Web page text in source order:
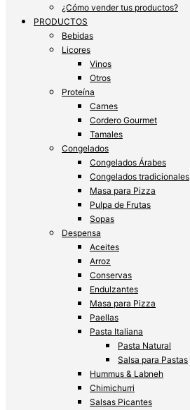
¿Cómo vender tus productos?
PRODUCTOS
Bebidas
Licores
Vinos
Otros
Proteína
Carnes
Cordero Gourmet
Tamales
Congelados
Congelados Árabes
Congelados tradicionales
Masa para Pizza
Pulpa de Frutas
Sopas
Despensa
Aceites
Arroz
Conservas
Endulzantes
Masa para Pizza
Paellas
Pasta Italiana
Pasta Natural
Salsa para Pastas
Hummus & Labneh
Chimichurri
Salsas Picantes